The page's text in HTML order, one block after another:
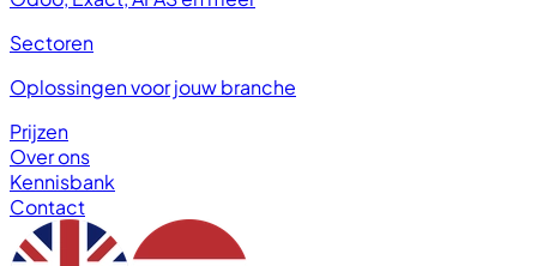
Sectoren
Oplossingen voor jouw branche
Prijzen
Over ons
Kennisbank
Contact